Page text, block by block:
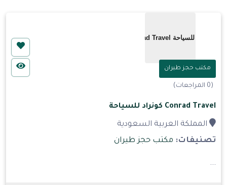
مكتب حجز طيران
(0 المراجعات)
Conrad Travel كونراد للسياحة
المملكة العربية السعودية
تصنيفات: مكتب حجز طيران
...